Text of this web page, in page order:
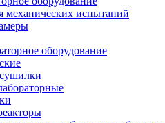
механических испытаний
оборудование